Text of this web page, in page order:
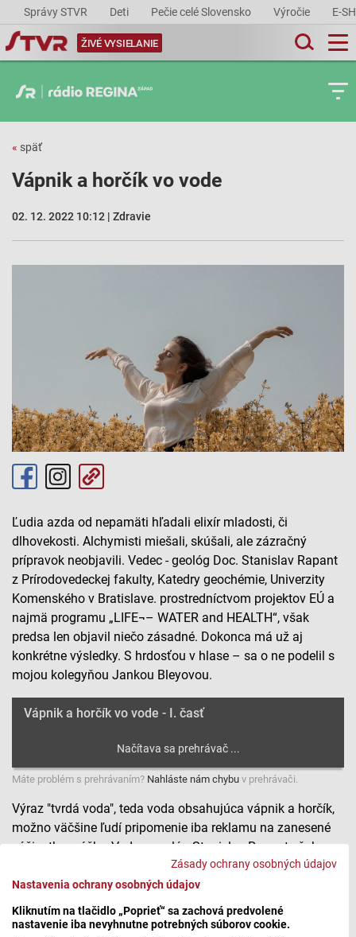
Zásady ochrany osobných údajov
Nastavenia ochrany osobných údajov
Kliknutím na tlačidlo „Poprieť“ sa zachová predvolené
nastavenie iba nevyhnutne potrebných súborov cookie.
Správy STVR Deti Pečie celé Slovensko Výročie E-
ŽIVÉ VYSIELANIE
« späť
Vápnik a horčík vo vode
02. 12. 2022 10:12 | Zdravie
Ľudia azda od nepamäti hľadali elixír mladosti, či
dlhovekosti. Alchymisti miešali, skúšali, ale zázračný
prípravok neobjavili. Vedec - geológ Doc. Stanislav Rapant
z Prírodovedeckej fakulty, Katedry geochémie, Univerzity
Komenského v Bratislave. prostredníctvom projektov EÚ a
najmä programu „LIFE¬– WATER and HEALTH“, však
predsa len objavil niečo zásadné. Dokonca má už aj
konkrétne výsledky. S hrdosťou v hlase – sa o ne podelil s
mojou kolegyňou Jankou Bleyovou.
Vápnik a horčík vo vode - I. časť
Máte problém s prehrávaním? Nahláste nám chybu v prehrávači.
Výraz "tvrdá voda", teda voda obsahujúca vápnik a horčík,
možno väčšine ľudí pripomenie iba reklamu na zanesené
súčiastky práčky. Vedec, geológ Stanislav Rapant však v
prípade zdravia ľudí tvrdí – a to ho citujem: že "Určite je
lepšie mať zanesenú práčku, ale piť zdravú vodu z vyšším
obsahom vápnika a horčíka.“ V téme pokračuje Janka
Bleyová.